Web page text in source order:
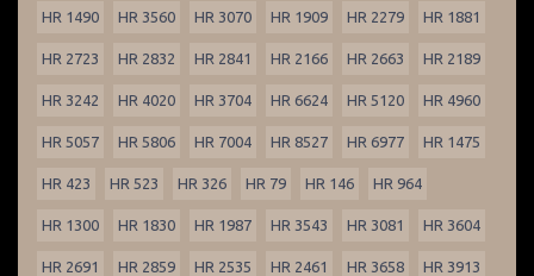
HR 1490 HR 3560 HR 3070 HR 1909 HR 2279 HR 1881
HR 2723 HR 2832 HR 2841 HR 2166 HR 2663 HR 2189
HR 3242 HR 4020 HR 3704 HR 6624 HR 5120 HR 4960
HR 5057 HR 5806 HR 7004 HR 8527 HR 6977 HR 1475
HR 423 HR 523 HR 326 HR 79 HR 146 HR 964
HR 1300 HR 1830 HR 1987 HR 3543 HR 3081 HR 3604
HR 2691 HR 2859 HR 2535 HR 2461 HR 3658 HR 3913